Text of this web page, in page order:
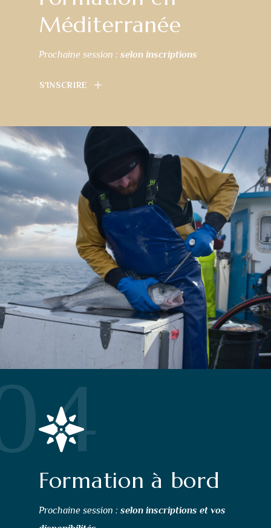
Méditerranée
Prochaine session : selon inscriptions
S'INSCRIRE
Formation à bord
Prochaine session : selon inscriptions et vos